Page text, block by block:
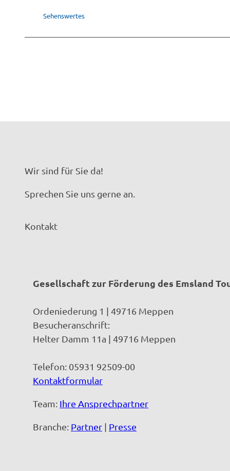
Sehenswertes
Wir sind für Sie da!
Sprechen Sie uns gerne an.
Kontakt
Gesellschaft zur Förderung des Emsland
Ordeniederung 1 | 49716 Meppen
Besucheranschrift:
Helter Damm 11a | 49716 Meppen
Telefon: 05931 92509-00
Kontaktformular
Team: Ihre Ansprechpartner
Branche: Partner | Presse